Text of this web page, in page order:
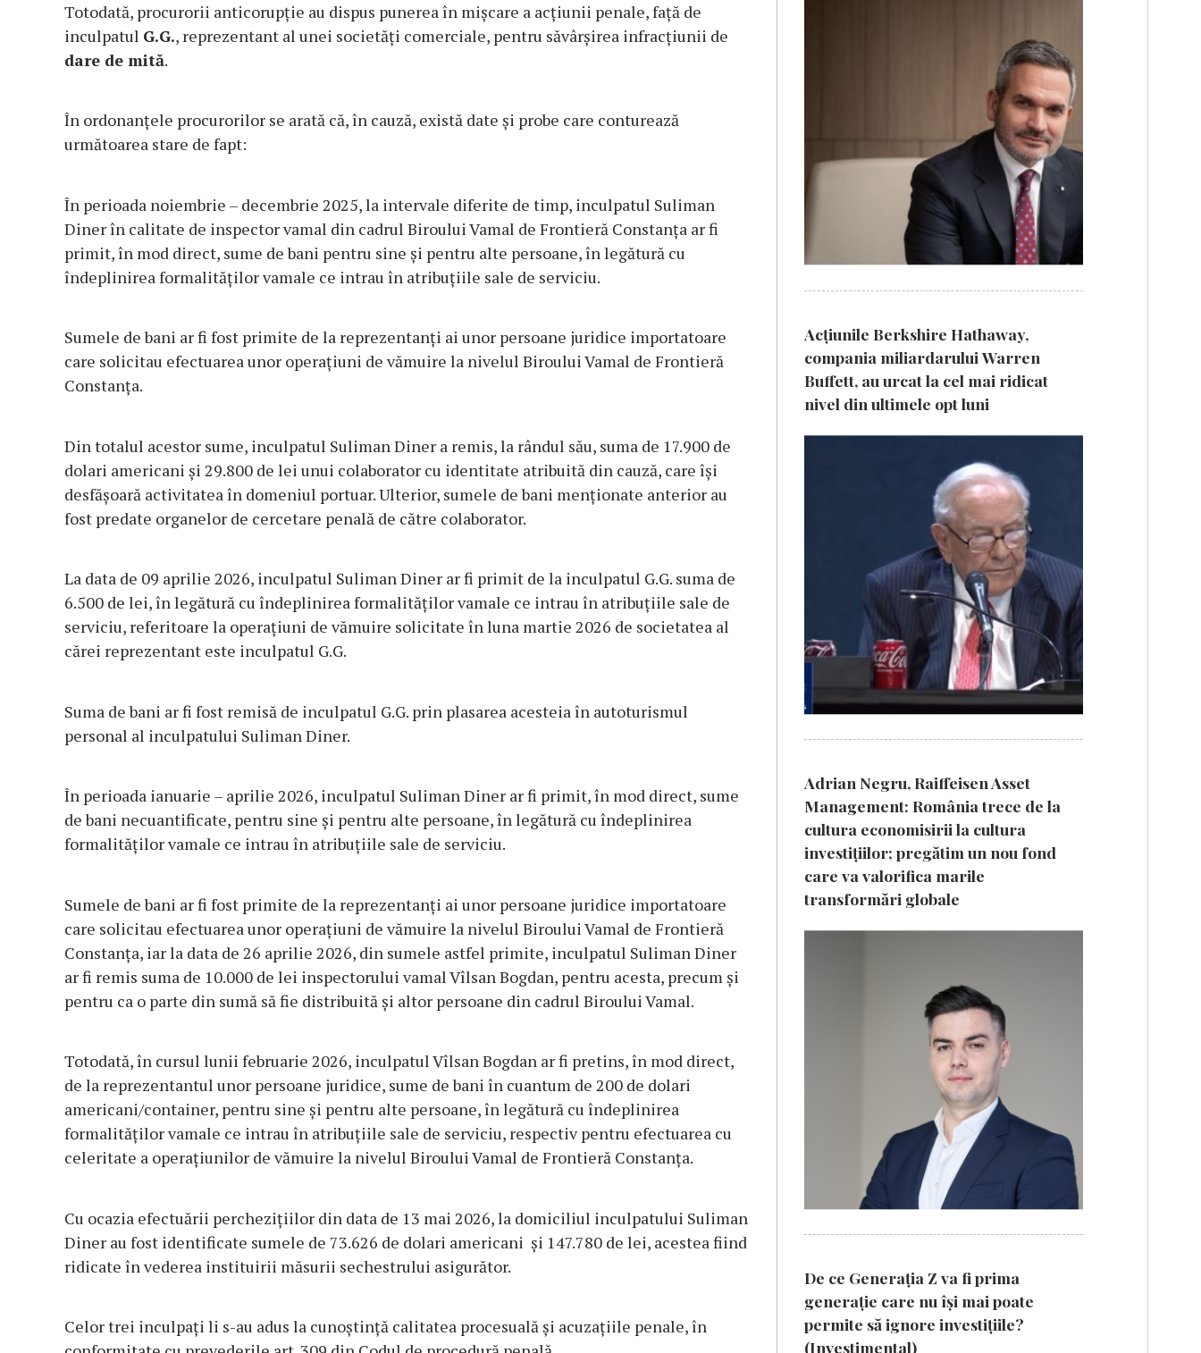
Totodată, procurorii anticorupție au dispus punerea în mișcare a acțiunii penale, față de
inculpatul G.G., reprezentant al unei societăți comerciale, pentru săvârșirea infracțiunii de
dare de mită.
În ordonanțele procurorilor se arată că, în cauză, există date și probe care conturează
următoarea stare de fapt:
În perioada noiembrie – decembrie 2025, la intervale diferite de timp, inculpatul Suliman
Diner în calitate de inspector vamal din cadrul Biroului Vamal de Frontieră Constanța ar fi
primit, în mod direct, sume de bani pentru sine și pentru alte persoane, în legătură cu
îndeplinirea formalităților vamale ce intrau în atribuțiile sale de serviciu.
Sumele de bani ar fi fost primite de la reprezentanți ai unor persoane juridice importatoare
care solicitau efectuarea unor operațiuni de vămuire la nivelul Biroului Vamal de Frontieră
Constanța.
Din totalul acestor sume, inculpatul Suliman Diner a remis, la rândul său, suma de 17.900 de
dolari americani și 29.800 de lei unui colaborator cu identitate atribuită din cauză, care își
desfășoară activitatea în domeniul portuar. Ulterior, sumele de bani menționate anterior au
fost predate organelor de cercetare penală de către colaborator.
La data de 09 aprilie 2026, inculpatul Suliman Diner ar fi primit de la inculpatul G.G. suma de
6.500 de lei, în legătură cu îndeplinirea formalităților vamale ce intrau în atribuțiile sale de
serviciu, referitoare la operațiuni de vămuire solicitate în luna martie 2026 de societatea al
cărei reprezentant este inculpatul G.G.
Suma de bani ar fi fost remisă de inculpatul G.G. prin plasarea acesteia în autoturismul
personal al inculpatului Suliman Diner.
În perioada ianuarie – aprilie 2026, inculpatul Suliman Diner ar fi primit, în mod direct, sume
de bani necuantificate, pentru sine și pentru alte persoane, în legătură cu îndeplinirea
formalităților vamale ce intrau în atribuțiile sale de serviciu.
Sumele de bani ar fi fost primite de la reprezentanți ai unor persoane juridice importatoare
care solicitau efectuarea unor operațiuni de vămuire la nivelul Biroului Vamal de Frontieră
Constanța, iar la data de 26 aprilie 2026, din sumele astfel primite, inculpatul Suliman Diner
ar fi remis suma de 10.000 de lei inspectorului vamal Vîlsan Bogdan, pentru acesta, precum și
pentru ca o parte din sumă să fie distribuită și altor persoane din cadrul Biroului Vamal.
Totodată, în cursul lunii februarie 2026, inculpatul Vîlsan Bogdan ar fi pretins, în mod direct,
de la reprezentantul unor persoane juridice, sume de bani în cuantum de 200 de dolari
americani/container, pentru sine și pentru alte persoane, în legătură cu îndeplinirea
formalităților vamale ce intrau în atribuțiile sale de serviciu, respectiv pentru efectuarea cu
celeritate a operațiunilor de vămuire la nivelul Biroului Vamal de Frontieră Constanța.
Cu ocazia efectuării perchezițiilor din data de 13 mai 2026, la domiciliul inculpatului Suliman
Diner au fost identificate sumele de 73.626 de dolari americani și 147.780 de lei, acestea fiind
ridicate în vederea instituirii măsurii sechestrului asigurător.
Celor trei inculpați li s-au adus la cunoștință calitatea procesuală și acuzațiile penale, în
Acțiunile Berkshire Hathaway,
compania miliardarului Warren
Buffett, au urcat la cel mai ridicat
nivel din ultimele opt luni
Adrian Negru, Raiffeisen Asset
Management: România trece de la
cultura economisirii la cultura
investițiilor; pregătim un nou fond
care va valorifica marile
transformări globale
De ce Generația Z va fi prima
generație care nu își mai poate
permite să ignore investițiile?
(Investimental)